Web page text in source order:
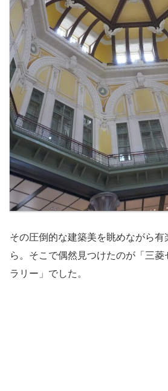
その圧倒的な建築美を眺めながら
ら。そこで偶然見つけたのが「三菱
ラリー」でした。